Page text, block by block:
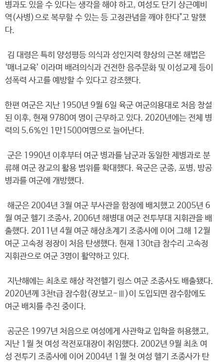
병과도 있을 수 있다는 생각을 해야 하고, 여성도 단기 상근예비
역(사병)으로 복무할 수 있는 등 고정관념을 깨야 한다"고 말했
다.
김 대령은 특히 양성평등 의식과 성인지력 향상의 근본 해법은
‘매너교육’ 이라며 배려의식과 건전한 음주문화 및 이성교제 등이
성폭력 사고를 예방할 수 있다고 강조했다.
한편 여군은 지난 1950년 9월 6일 육군 여군의용대로 처음 창설
된 이후, 현재 9780여 명이 근무하고 있다. 2020년에는 전체 병
력의 5.6%인 1만1500여명으로 늘어난다.
군은 1990년 이후부터 여군 병과를 남군과 동일한 제병과로 분
류해 여군 장교의 활용 범위를 확대했다. 육군은 군종, 포병, 방공
병과를 여군에 개방했다.
해군은 2004년 3월 여군 부사관을 함정에 배치했고 2005년 6
월 여군 헬기 조종사, 2006년 해병대 여군 전투부대 지휘관을 배
출했다. 2011년 4월 여군 해상초계기 조종사에 이어 그해 12월
여군 고속정 정장이 처음 탄생했다. 현재 130t급 참수리 고속정
지휘관으로 여군 3명이 활약하고 있다.
지난해에는 최초로 해상 작전헬기 링스 여군 조종사도 배출됐다.
2020년께 3천t급 잠수함(장보고-Ⅲ)이 도입되면 잠수함에도
여군 배치를 추진 중이다.
공군은 1997년 처음으로 여성에게 사관학교 입학을 허용했고,
지난 1월 첫 여성 작전포대장이 취임했다. 2002년 9월 최초 여
성 전투기 조종사에 이어 2004년 1월 첫 여성 헬기 조종사가 탄